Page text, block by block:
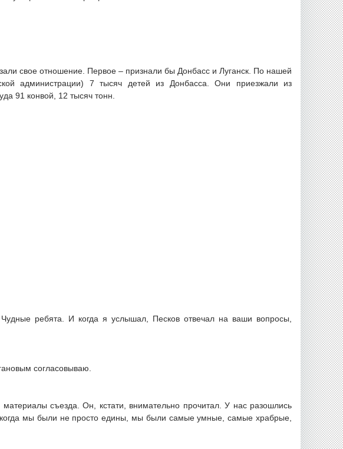
свое отношение. Первое – признали бы Донбасс и Луганск. По нашей
администрации) 7 тысяч детей из Донбасса. Они приезжали из
91 конвой, 12 тысяч тонн.
ребята. И когда я услышал, Песков отвечал на ваши вопросы,
согласовываю.
съезда. Он, кстати, внимательно прочитал. У нас разошлись
мы были не просто едины, мы были самые умные, самые храбрые,